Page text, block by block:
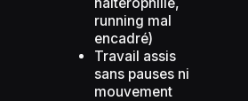
running mal
encadré)
Travail assis
sans pauses ni
mouvement